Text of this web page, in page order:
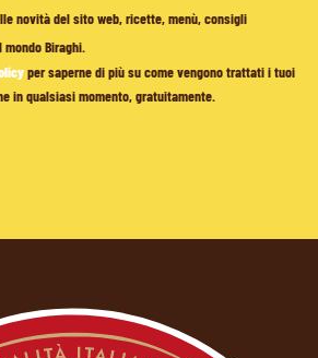
novità del sito web, ricette, menù, consigli
Biraghi.
per saperne di più su come vengono trattati i tuoi
in qualsiasi momento, gratuitamente.